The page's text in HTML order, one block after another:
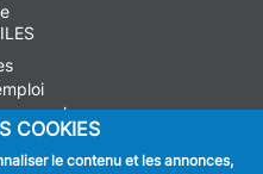
COOKIES
le contenu et les annonces,